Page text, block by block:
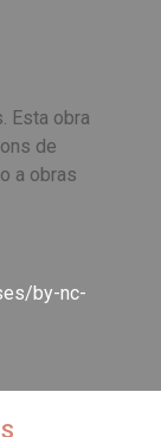
Esta obra
de
a obras
by-nc-